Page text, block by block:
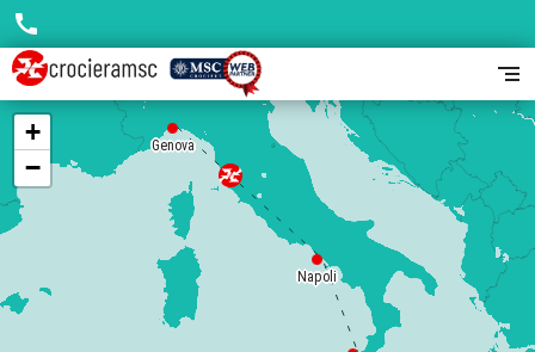
Genova
Napoli
+
−
call
segment